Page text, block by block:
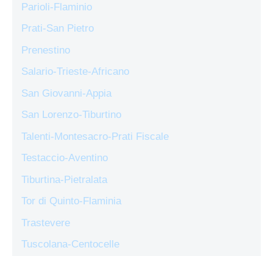
Parioli-Flaminio
Prati-San Pietro
Prenestino
Salario-Trieste-Africano
San Giovanni-Appia
San Lorenzo-Tiburtino
Talenti-Montesacro-Prati Fiscale
Testaccio-Aventino
Tiburtina-Pietralata
Tor di Quinto-Flaminia
Trastevere
Tuscolana-Centocelle